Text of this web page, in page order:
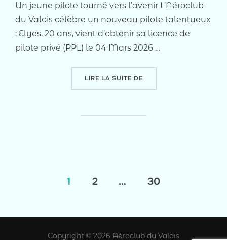
Un jeune pilote tourné vers l’avenir L’Aéroclub
du Valois célèbre un nouveau pilote talentueux
: Elyes, 20 ans, vient d’obtenir sa licence de
pilote privé (PPL) le 04 Mars 2026 …
LIRE LA SUITE DE« ELYES, 20 ANS,
Pagination
1 2 … 30
Copyright © 2026 Aéroclub du Valois